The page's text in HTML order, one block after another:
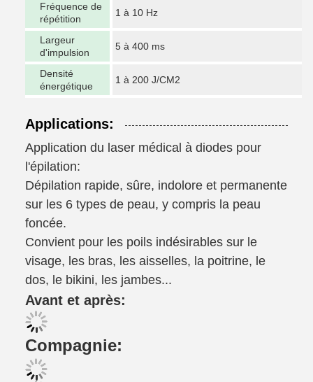
Fréquence de
répétition
1 à 10 Hz
Largeur
d'impulsion
5 à 400 ms
Densité
énergétique
1 à 200 J/CM2
Applications:
Application du laser médical à diodes pour
l'épilation:
Dépilation rapide, sûre, indolore et permanente
sur les 6 types de peau, y compris la peau
foncée.
Convient pour les poils indésirables sur le
visage, les bras, les aisselles, la poitrine, le
dos, le bikini, les jambes...
Avant et après:
Compagnie: